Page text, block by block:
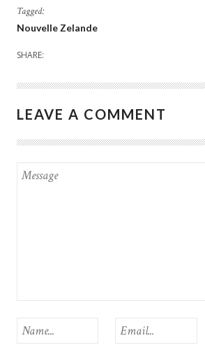
Tagged:
Nouvelle Zelande
SHARE:
LEAVE A COMMENT